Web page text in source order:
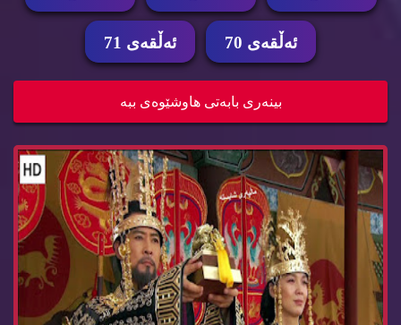
ئه‌ڵقه‌ی 70 ئه‌ڵقه‌ی 71
بینه‌ری بابه‌تی هاوشێوه‌ی ببه‌
زنجیره‌ درامای خه‌ونی پاشا ئه‌ڵقه‌ی 63 dramay x...